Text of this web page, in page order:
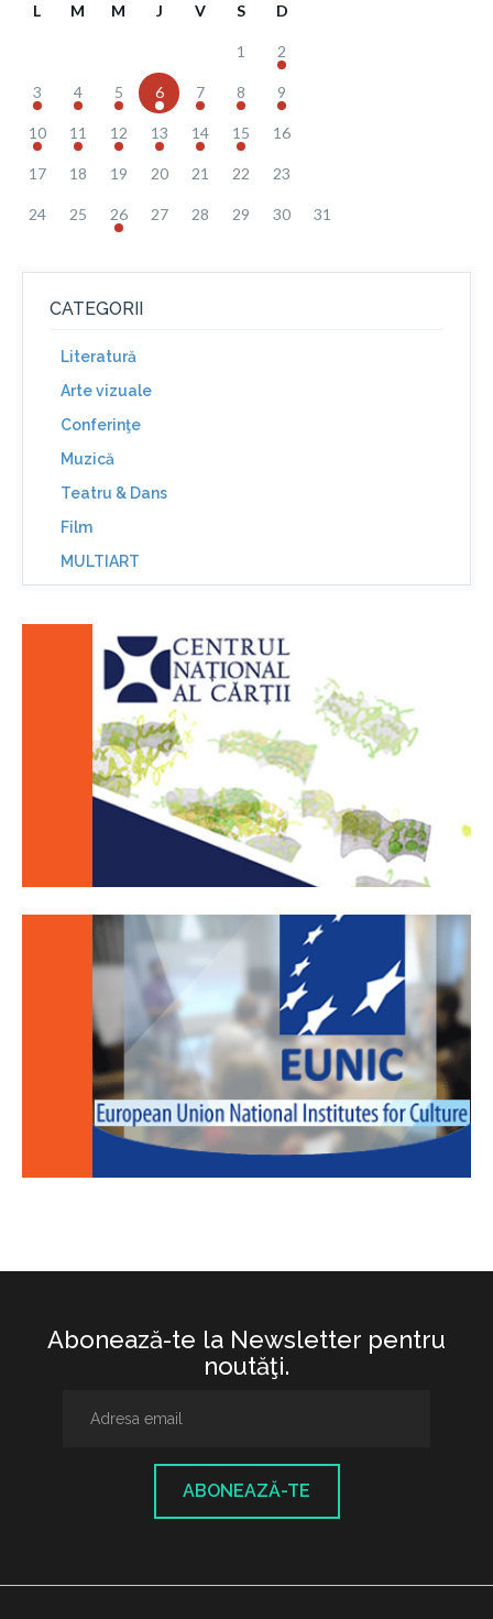
L M M J V S D
1 2
3 4 5 6 7 8 9
10 11 12 13 14 15 16
17 18 19 20 21 22 23
24 25 26 27 28 29 30 31
CATEGORII
Literatură
Arte vizuale
Conferinţe
Muzică
Teatru & Dans
Film
MULTIART
Abonează-te la Newsletter pentru
noutăţi.
ABONEAZĂ-TE